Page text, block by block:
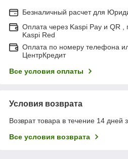
Безналичный расчет для
Оплата через Kaspi Pay и QR ,
Kaspi Red
Оплата по номеру телефона
ЦентрКредит
Все условия оплаты
Условия возврата
Возврат товара в течение 14 дней
Все условия возврата